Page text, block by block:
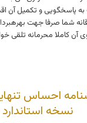
پاسخگویی و تکمیل آن
شما صرفا جهت
آن کاملا محرمانه تلقی
نسخه